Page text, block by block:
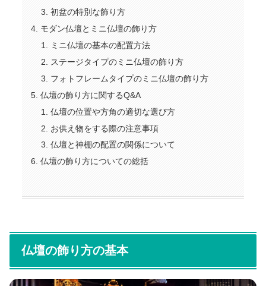
初盆の特別な飾り方
モダン仏壇とミニ仏壇の飾り方
ミニ仏壇の基本の配置方法
ステージタイプのミニ仏壇の飾り方
フォトフレームタイプのミニ仏壇の飾り方
仏壇の飾り方に関するQ&A
仏壇の位置や方角の適切な選び方
お供え物をする際の注意事項
仏壇と神棚の配置の関係について
仏壇の飾り方についての総括
仏壇の飾り方の基本